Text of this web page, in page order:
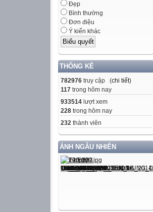
Đẹp
Bình thường
Đơn điệu
Ý kiến khác
THỐNG KÊ
782976 truy cập (chi tiết)
117 trong hôm nay
933514 lượt xem
228 trong hôm nay
232 thành viên
ẢNH NGẪU NHIÊN